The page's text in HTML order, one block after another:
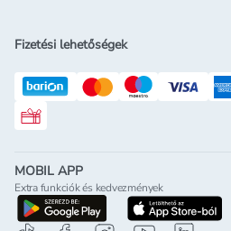
Fizetési lehetőségek
Rossmann ajándékkártya
MOBIL APP
Extra funkciók és kedvezmények
letöltés a